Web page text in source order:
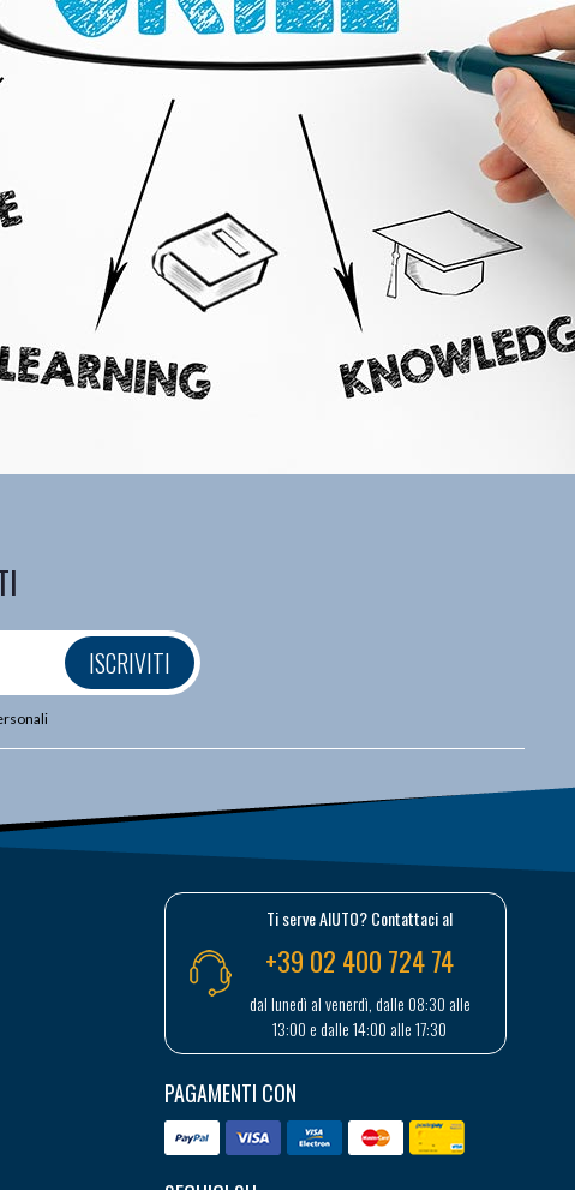
ISCRIVITI
Ti serve AIUTO? Contattaci al
+39 02 400 724 74
dal lunedì al venerdì, dalle 08:30 alle
13:00 e dalle 14:00 alle 17:30
PAGAMENTI CON